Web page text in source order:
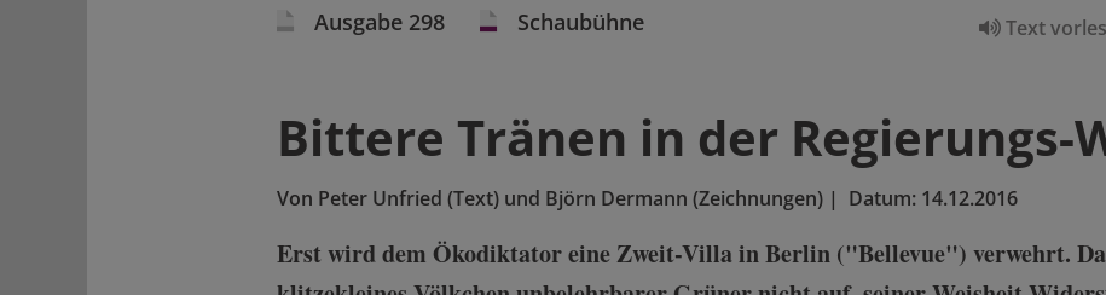
Text
Ausgabe 298 Schaubühne
Bittere Tränen in der Regierungs-
Von Peter Unfried (Text) und Björn Dermann (Zeichnungen) | Datum: 14.12.2016
Erst wird dem Ökodiktator eine Zweit-Villa in Berlin ("Bellevue") verwehrt.